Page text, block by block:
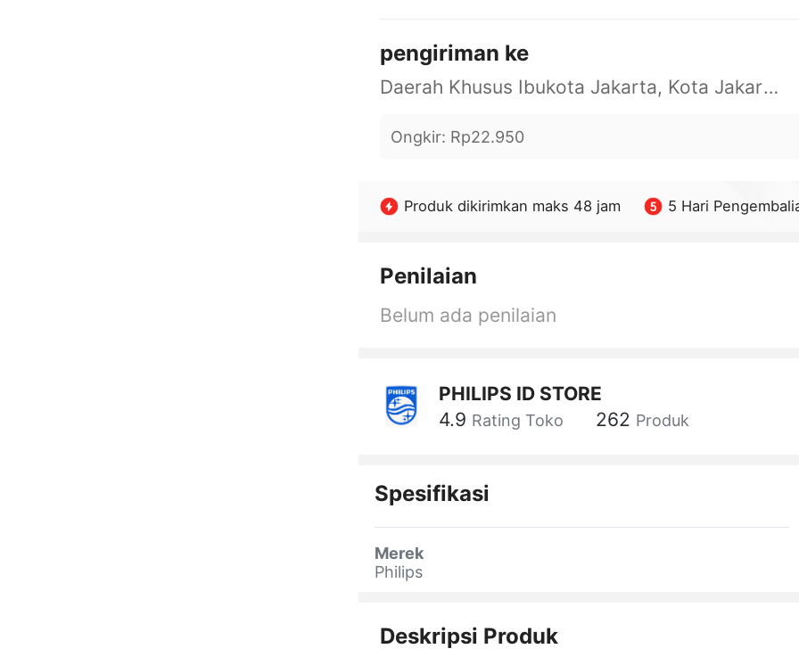
pengiriman ke
Daerah Khusus Ibukota Jakarta, Kota Jakarta Barat, Cengkareng, yy
Ongkir: Rp22.950
Produk dikirimkan maks 48 jam 5 Hari
Penilaian
Belum ada penilaian
PHILIPS ID STORE
4.9 Rating Toko 262 Produk
Spesifikasi
Merek
Philips
Deskripsi Produk